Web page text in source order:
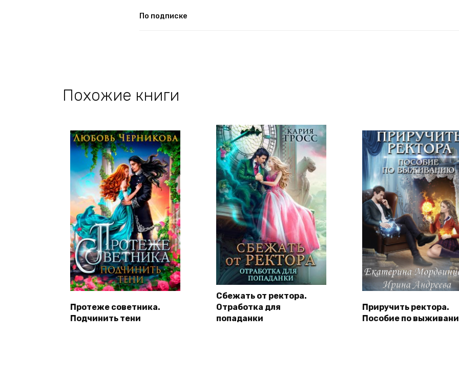
По подписке
Похожие книги
Протеже советника.
Подчинить тени
Сбежать от ректора.
Отработка для
попаданки
Приручить ректора.
Пособие по